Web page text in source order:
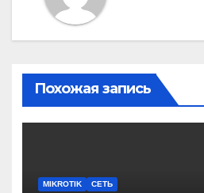
Похожая запись
MIKROTIK СЕТЬ